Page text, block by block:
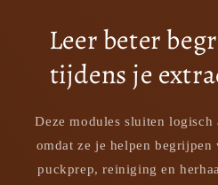
Leer beter
tijdens je
Deze modules sluiten logisch
omdat ze je helpen begrijpen
puckprep, reiniging en